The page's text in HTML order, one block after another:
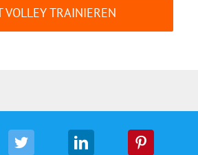
VOLLEY TRAINIEREN